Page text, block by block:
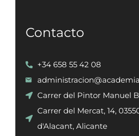
Contacto
+34 658 55 42 08
Carrer del Pintor Manuel
Carrer del Mercat, 14,
d'Alacant, Alicante